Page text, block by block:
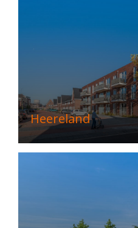
Heereland